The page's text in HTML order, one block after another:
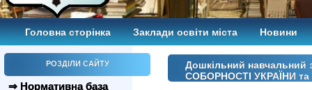
Головна сторінка Заклади освіти міста Новини
РОЗДІЛИ САЙТУ
⇒ Нормативна база
Дошкільний навчальний
СОБОРНОСТІ УКРАЇНИ та